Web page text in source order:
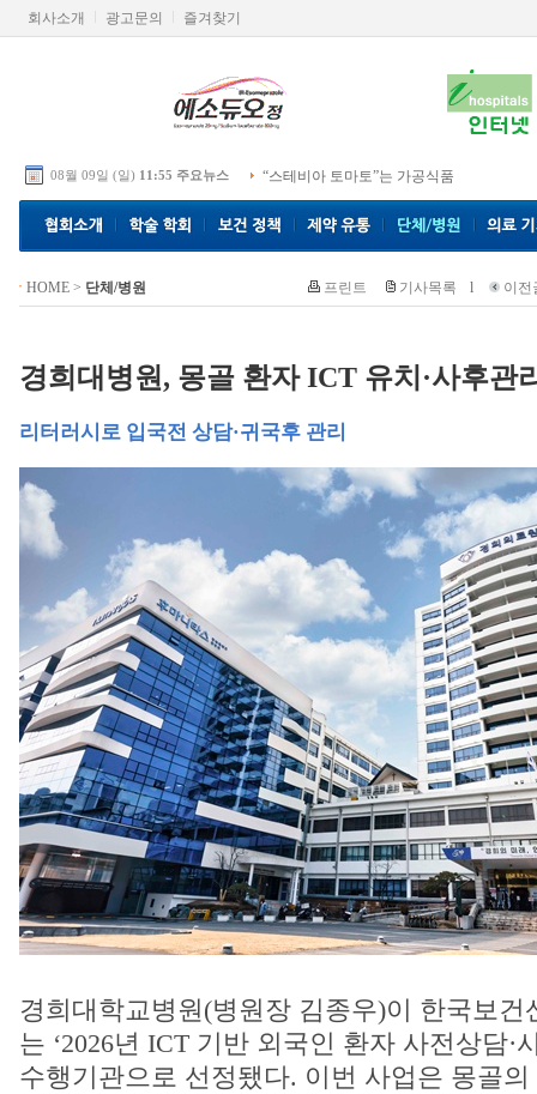
회사소개 광고문의 즐겨찾기
08월 09일 (일) 11:55 주요뉴스 “스테비아 토마토”는 가공식품
HOME> 단체/병원 프린트 기사목록 l 이전
경희대병원, 몽골 환자 ICT 유치·사후관
리터러시로 입국전 상담·귀국후 관리
경희대학교병원(병원장 김종우)이 한국보건
는 ‘2026년 ICT 기반 외국인 환자 사전상담·
수행기관으로 선정됐다. 이번 사업은 몽골